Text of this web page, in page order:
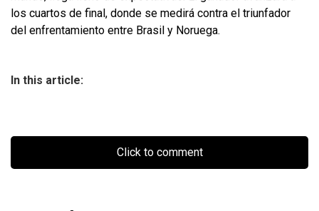
los cuartos de final, donde se medirá contra el triunfador
del enfrentamiento entre Brasil y Noruega.
In this article:
Click to comment